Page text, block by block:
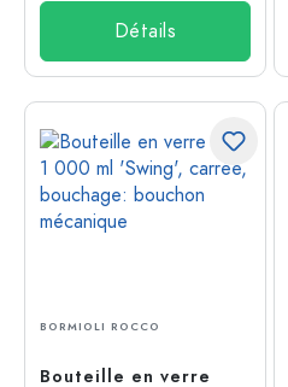
Détails
BORMIOLI ROCCO
Bouteille en verre